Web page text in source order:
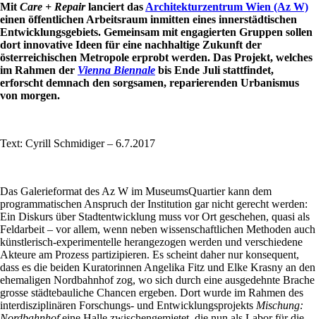
Mit Care + Repairlanciert das Architekturzentrum Wien (Az W)
einen öffentlichen Arbeitsraum inmitten eines innerstädtischen
Entwicklungsgebiets. Gemeinsam mit engagierten Gruppen sollen
dort innovative Ideen für eine nachhaltige Zukunft der
österreichischen Metropole erprobt werden. Das Projekt, welches
im Rahmen der Vienna Biennale bis Ende Juli stattfindet,
erforscht demnach den sorgsamen, reparierenden Urbanismus
von morgen.
Text: Cyrill Schmidiger – 6.7.2017
Das Galerieformat des Az W im MuseumsQuartier kann dem
programmatischen Anspruch der Institution gar nicht gerecht werden:
Ein Diskurs über Stadtentwicklung muss vor Ort geschehen, quasi als
Feldarbeit – vor allem, wenn neben wissenschaftlichen Methoden auch
künstlerisch-experimentelle herangezogen werden und verschiedene
Akteure am Prozess partizipieren. Es scheint daher nur konsequent,
dass es die beiden Kuratorinnen Angelika Fitz und Elke Krasny an den
ehemaligen Nordbahnhof zog, wo sich durch eine ausgedehnte Brache
grosse städtebauliche Chancen ergeben. Dort wurde im Rahmen des
interdisziplinären Forschungs- und Entwicklungsprojekts Mischung: